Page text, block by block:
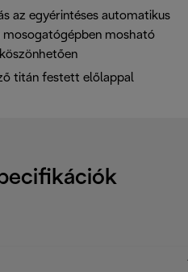
az egyérintéses automatikus
mosogatógépben mosható
titán festett előlappal